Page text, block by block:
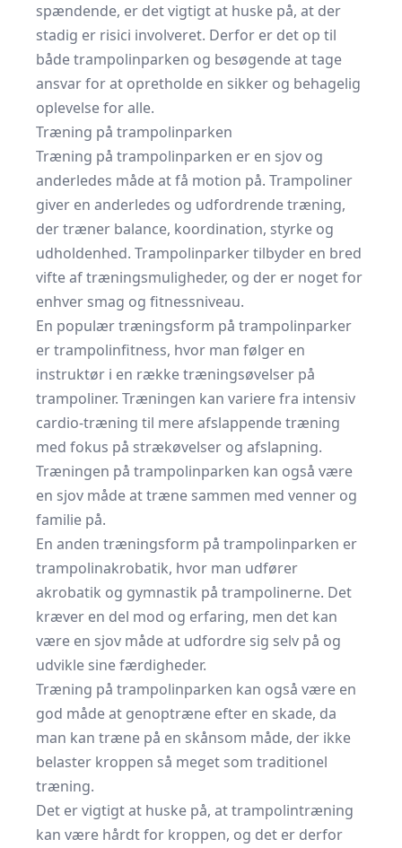
spændende, er det vigtigt at huske på, at der
stadig er risici involveret. Derfor er det op til
både trampolinparken og besøgende at tage
ansvar for at opretholde en sikker og behagelig
oplevelse for alle.
Træning på trampolinparken
Træning på trampolinparken er en sjov og
anderledes måde at få motion på. Trampoliner
giver en anderledes og udfordrende træning,
der træner balance, koordination, styrke og
udholdenhed. Trampolinparker tilbyder en bred
vifte af træningsmuligheder, og der er noget for
enhver smag og fitnessniveau.
En populær træningsform på trampolinparker
er trampolinfitness, hvor man følger en
instruktør i en række træningsøvelser på
trampoliner. Træningen kan variere fra intensiv
cardio-træning til mere afslappende træning
med fokus på strækøvelser og afslapning.
Træningen på trampolinparken kan også være
en sjov måde at træne sammen med venner og
familie på.
En anden træningsform på trampolinparken er
trampolinakrobatik, hvor man udfører
akrobatik og gymnastik på trampolinerne. Det
kræver en del mod og erfaring, men det kan
være en sjov måde at udfordre sig selv på og
udvikle sine færdigheder.
Træning på trampolinparken kan også være en
god måde at genoptræne efter en skade, da
man kan træne på en skånsom måde, der ikke
belaster kroppen så meget som traditionel
træning.
Det er vigtigt at huske på, at trampolintræning
kan være hårdt for kroppen, og det er derfor